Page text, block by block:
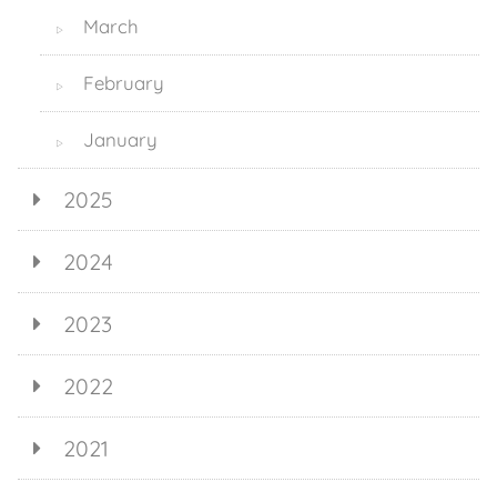
▷ March
▷ February
▷ January
2025
2024
2023
2022
2021